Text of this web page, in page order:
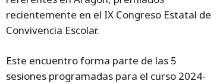
recientemente en el IX Congreso Estatal de
Convivencia Escolar.
Este encuentro forma parte de las 5
sesiones programadas para el curso 2024-